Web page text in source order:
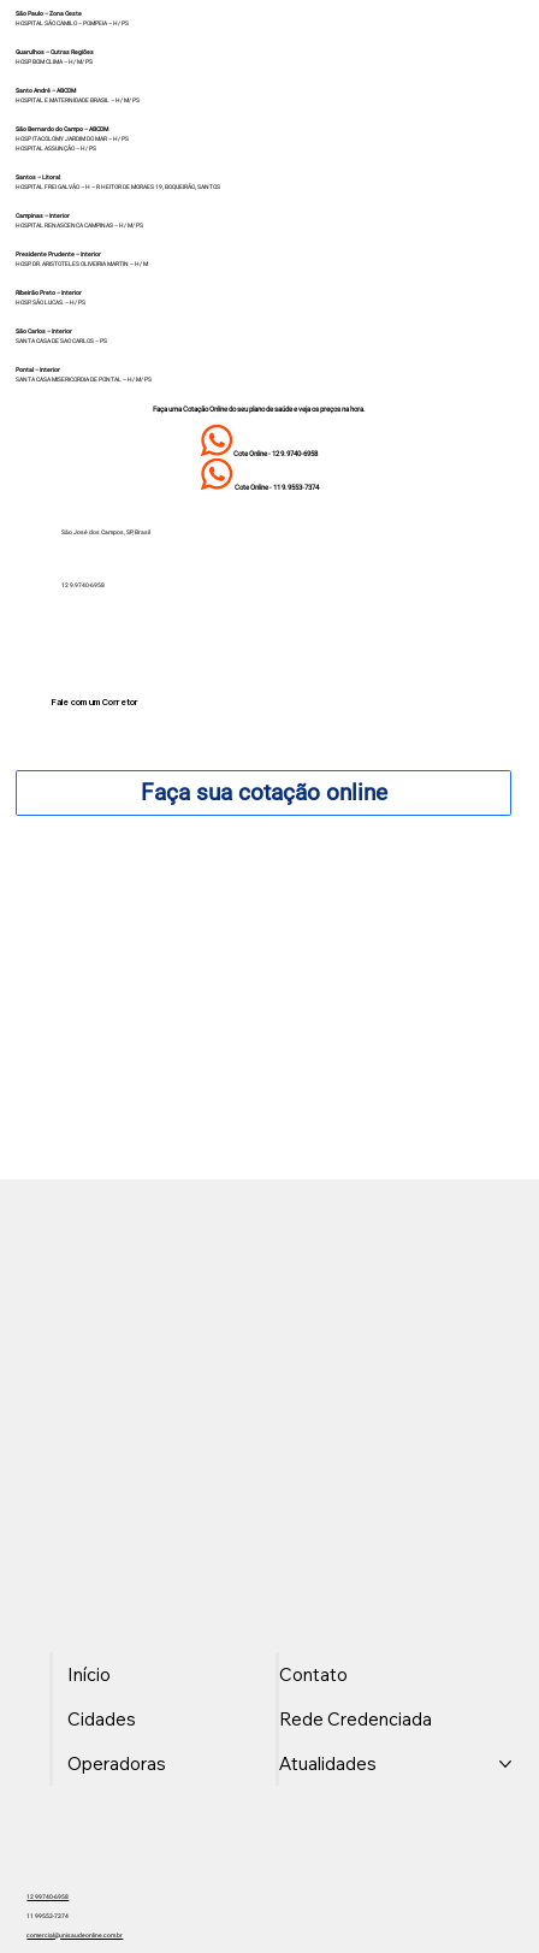
São Paulo – Zona Oeste
HOSPITAL SÃO CAMILO – POMPEIA – H/ PS
Guarulhos – Outras Regiões
HOSP. BOM CLIMA – H/ M/ PS
Santo André – ABCDM
HOSPITAL E MATERNIDADE BRASIL – H/ M/ PS
São Bernardo do Campo – ABCDM
HOSP ITACOLOMY JARDIM DO MAR – H/ PS
HOSPITAL ASSUNÇÃO – H/ PS
Santos – Litoral
HOSPITAL FREI GALVÃO – H – R HEITOR DE MORAES 19, BOQUEIRÃO, SANTOS
Campinas – Interior
HOSPITAL RENASCENCA CAMPINAS – H/ M/ PS
Presidente Prudente – Interior
HOSP. DR. ARISTOTELES OLIVEIRIA MARTIN – H/ M
Ribeirão Preto – Interior
HOSP. SÃO LUCAS. – H/ PS
São Carlos – Interior
SANTA CASA DE SAO CARLOS – PS
Pontal – Interior
SANTA CASA MISERICORDIA DE PONTAL – H/ M/ PS
Faça uma Cotação Online do seu plano de saúde e veja os preços na hora.
Cote Online - 12 9.9740-6958
Cote Online - 11 9.9553-7374
São José dos Campos, SP, Brasil
12 9.9740-6958
Fale com um Corretor
Faça sua cotação online
Início
Cidades
Operadoras
Contato
Rede Credenciada
Atualidades
12 99740-6958
11 99553-7374
comercial@unisaudeonline.com.br